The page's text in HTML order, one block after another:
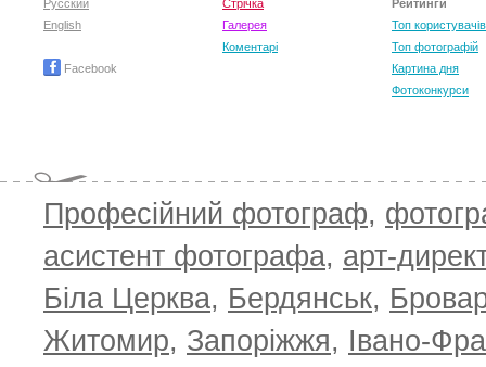
Русский
English
Facebook
Стрічка
Галерея
Коментарі
Рейтинги
Топ користувачів
Топ фотографій
Картина дня
Фотоконкурси
Професійний фотограф,
асистент фотографа, арт-
Біла Церква, Бердянськ,
Житомир, Запоріжжя, Івано-